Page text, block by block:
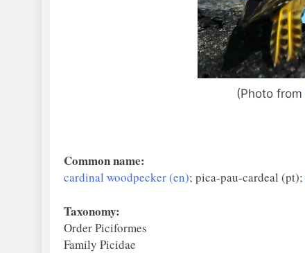
(Photo from
Common name:
cardinal woodpecker (en); pica-pau-cardeal (pt);
Taxonomy:
Order Piciformes
Family Picidae